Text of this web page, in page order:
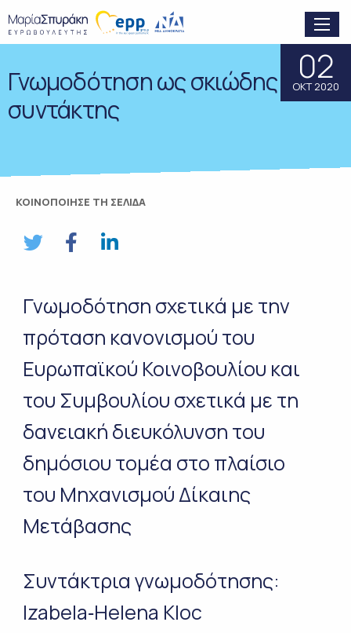
Γνωμοδότηση ως σκιώδης
συντάκτης
02
ΟΚΤ 2020
Γνωμοδότηση σχετικά με την
πρόταση κανονισμού του
Ευρωπαϊκού Κοινοβουλίου και
του Συμβουλίου σχετικά με τη
δανειακή διευκόλυνση του
δημόσιου τομέα στο πλαίσιο
του Μηχανισμού Δίκαιης
Μετάβασης
Συντάκτρια γνωμοδότησης:
Izabela‑Helena Kloc
ΚΟΙΝΟΠΟΙΗΣΕ ΤΗ ΣΕΛΙΔΑ